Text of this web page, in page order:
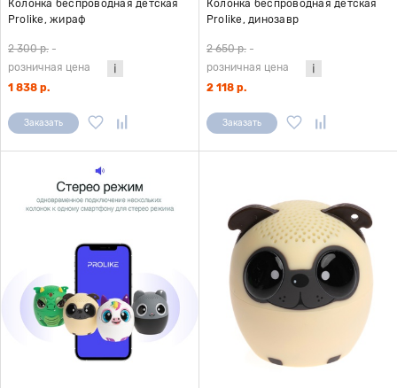
Колонка беспроводная детская
Prolike, жираф
2 300 р. -
розничная цена
1 838 р.
Заказать
Колонка беспроводная детская
Prolike, динозавр
2 650 р. -
розничная цена
2 118 р.
Заказать